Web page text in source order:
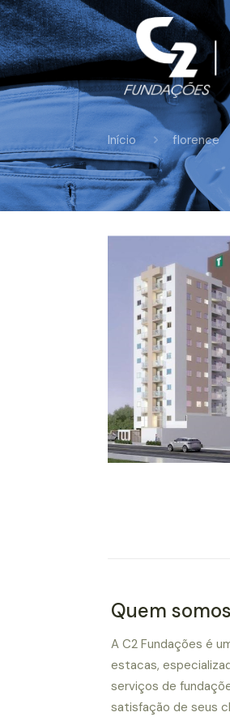
Início florence
Quem somos
A C2 Fundações é
estacas,
serviços de
satisfação de seus